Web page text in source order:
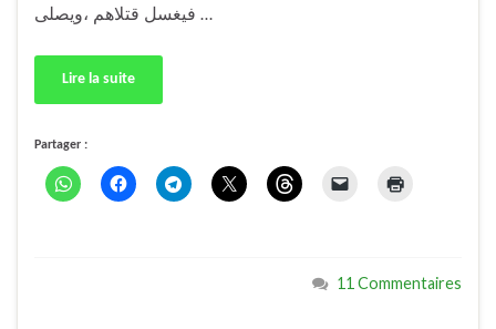
فيغسل قتلاهم ،ويصلى …
Lire la suite
Partager :
11 Commentaires